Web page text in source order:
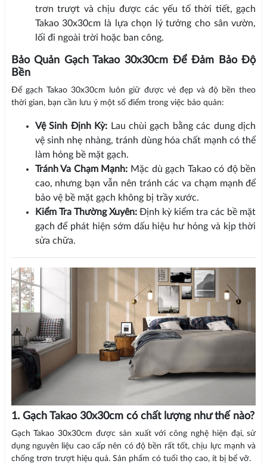
trơn trượt và chịu được các yếu tố thời tiết, gạch
Takao 30x30cm là lựa chọn lý tưởng cho sân vườn,
lối đi ngoài trời hoặc ban công.
Bảo Quản Gạch Takao 30x30cm Để Đảm Bảo Độ
Bền
Để gạch Takao 30x30cm luôn giữ được vẻ đẹp và độ bền theo
thời gian, bạn cần lưu ý một số điểm trong việc bảo quản:
Vệ Sinh Định Kỳ: Lau chùi gạch bằng các dung dịch
vệ sinh nhẹ nhàng, tránh dùng hóa chất mạnh có thể
làm hỏng bề mặt gạch.
Tránh Va Chạm Mạnh: Mặc dù gạch Takao có độ bền
cao, nhưng bạn vẫn nên tránh các va chạm mạnh để
bảo vệ bề mặt gạch không bị trầy xước.
Kiểm Tra Thường Xuyên:Định kỳ kiểm tra các bề mặt
gạch để phát hiện sớm dấu hiệu hư hỏng và kịp thời
sửa chữa.
1. Gạch Takao 30x30cm có chất lượng như thế nào?
Gạch Takao 30x30cm được sản xuất với công nghệ hiện đại, sử
dụng nguyên liệu cao cấp nên có độ bền rất tốt, chịu lực mạnh và
chống trơn trượt hiệu quả. Sản phẩm có tuổi thọ cao, ít bị bể vỡ.